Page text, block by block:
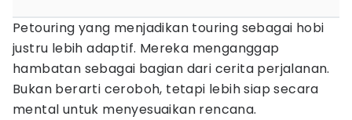
Petouring yang menjadikan touring sebagai hobi
justru lebih adaptif. Mereka menganggap
hambatan sebagai bagian dari cerita perjalanan.
Bukan berarti ceroboh, tetapi lebih siap secara
mental untuk menyesuaikan rencana.